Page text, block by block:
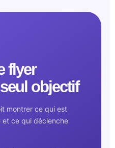
flyer
objectif
montrer ce qui est
et ce qui déclenche